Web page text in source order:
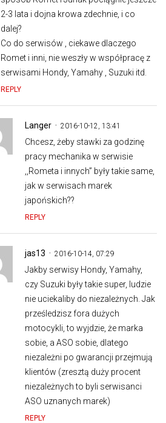
2-3 lata i dojna krowa zdechnie, i co
dalej?
Co do serwisów , ciekawe dlaczego
Romet i inni, nie weszły w współpracę z
serwisami Hondy, Yamahy , Suzuki itd.
REPLY
Langer 2016-10-12, 13:41
Chcesz, żeby stawki za godzinę
pracy mechanika w serwisie
,,Rometa i innych” były takie same,
jak w serwisach marek
japońskich??
REPLY
jas13 2016-10-14, 07:29
Jakby serwisy Hondy, Yamahy,
czy Suzuki były takie super, ludzie
nie uciekaliby do niezależnych. Jak
prześledzisz fora dużych
motocykli, to wyjdzie, że marka
sobie, a ASO sobie, dlatego
niezależni po gwarancji przejmują
klientów (zresztą duży procent
niezależnych to byli serwisanci
ASO uznanych marek)
REPLY